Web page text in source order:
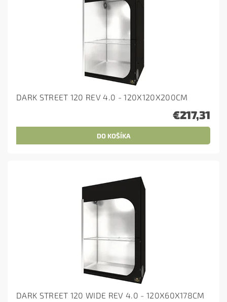
DARK STREET 120 REV 4.0 - 120X120X200CM
€217,31
DARK STREET 120 WIDE REV 4.0 - 120X60X178CM